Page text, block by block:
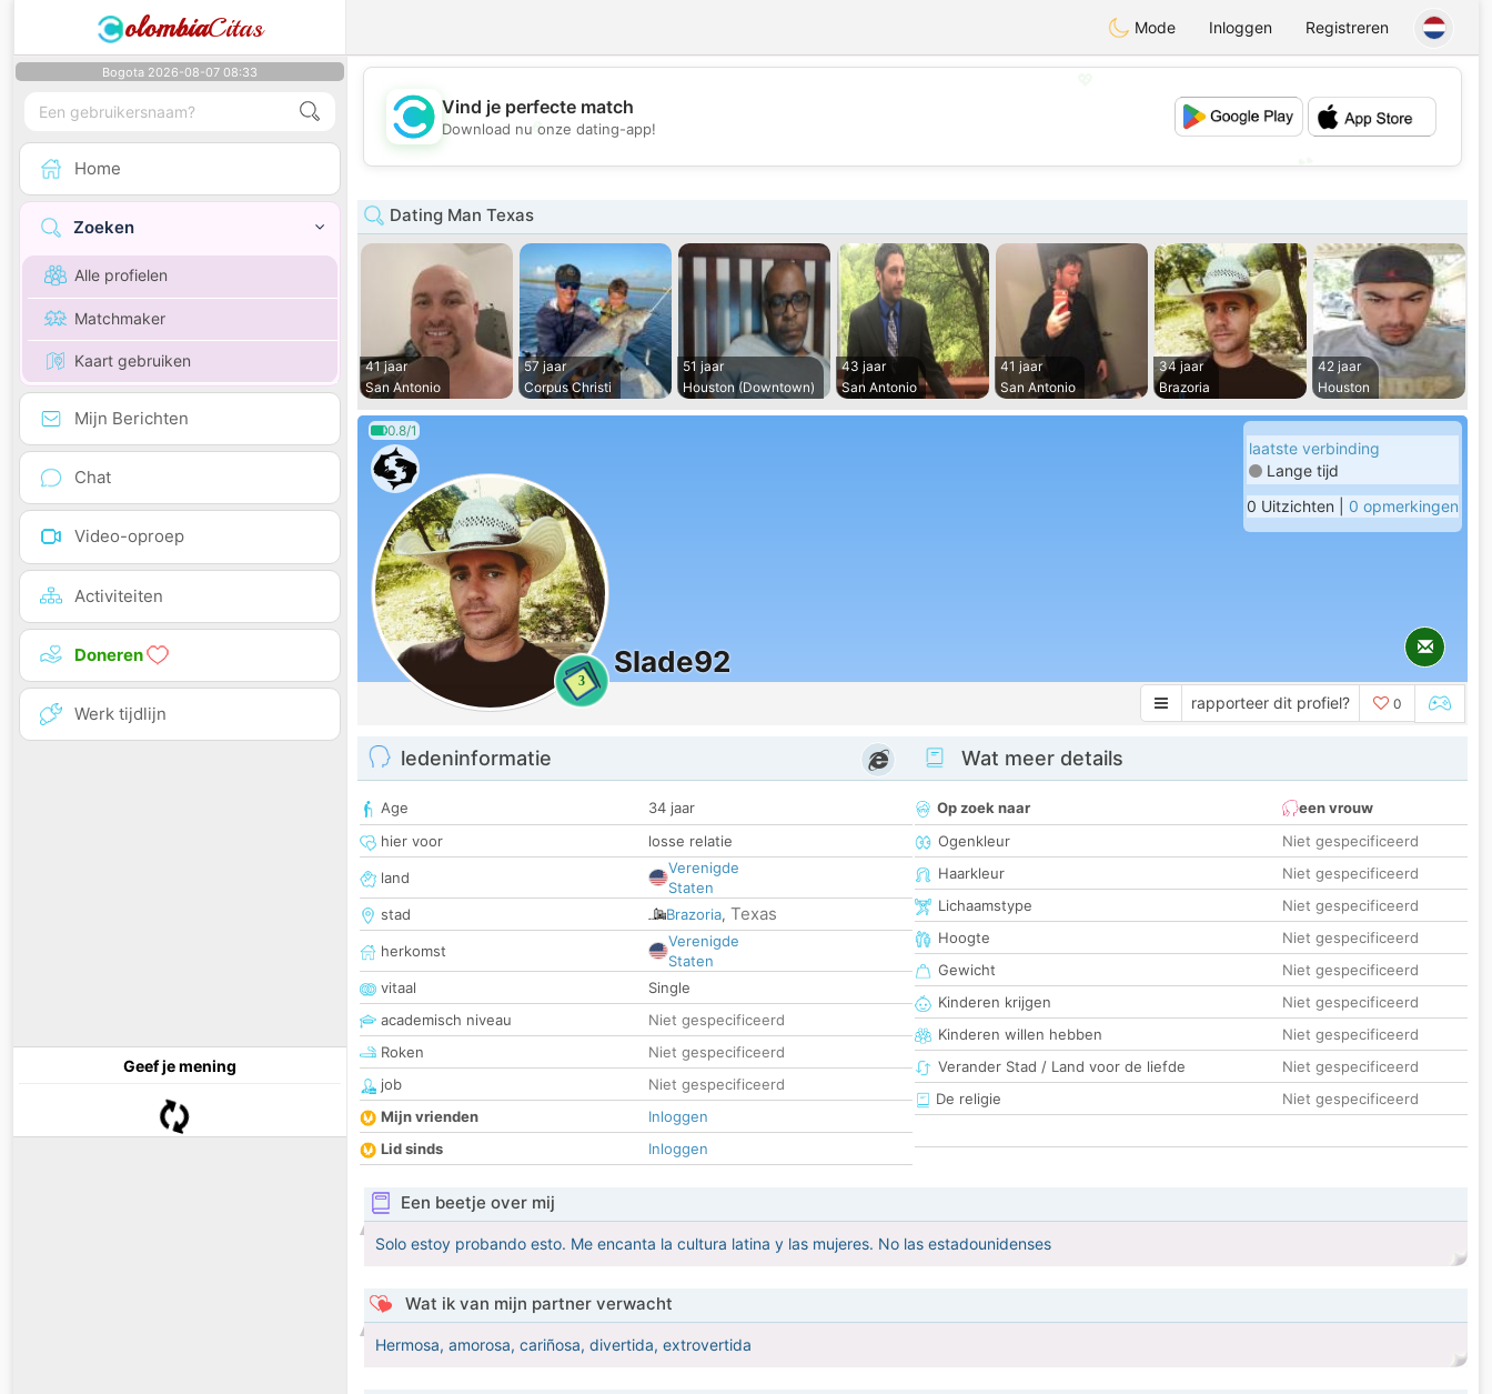
olombiaCitas Mode Inloggen Registreren
Bogota 2026-08-07 08:33
Home
Zoeken
Alle profielen
Matchmaker
Kaart gebruiken
Mijn Berichten
Chat
Video-oproep
Activiteiten
Doneren
Werk tijdlijn
Geef je mening
💖
💕
Vind je perfecte match
Download nu onze dating-app!
Dating Man Texas
41 jaar
San Antonio
57 jaar
Corpus Christi
51 jaar
Houston (Downtown)
43 jaar
San Antonio
41 jaar
San Antonio
34 jaar
Brazoria
42 jaar
Houston
0.8/1
3
Slade92
laatste verbinding
Lange tijd
0 Uitzichten | 0 opmerkingen
rapporteer dit profiel? 0
ledeninformatie
Age
34 jaar
hier voor
losse relatie
land
Verenigde
Staten
stad
Brazoria, Texas
herkomst
Verenigde
Staten
vitaal
Single
academisch niveau
Niet gespecificeerd
Roken
Niet gespecificeerd
job
Niet gespecificeerd
Mijn vrienden
Inloggen
Lid sinds
Inloggen
Wat meer details
Op zoek naar
een vrouw
Ogenkleur
Niet gespecificeerd
Haarkleur
Niet gespecificeerd
Lichaamstype
Niet gespecificeerd
Hoogte
Niet gespecificeerd
Gewicht
Niet gespecificeerd
Kinderen krijgen
Niet gespecificeerd
Kinderen willen hebben
Niet gespecificeerd
Verander Stad / Land voor de liefde
Niet gespecificeerd
De religie
Niet gespecificeerd
Een beetje over mij
Solo estoy probando esto. Me encanta la cultura latina y las mujeres. No las estadounidenses
Wat ik van mijn partner verwacht
Hermosa, amorosa, cariñosa, divertida, extrovertida